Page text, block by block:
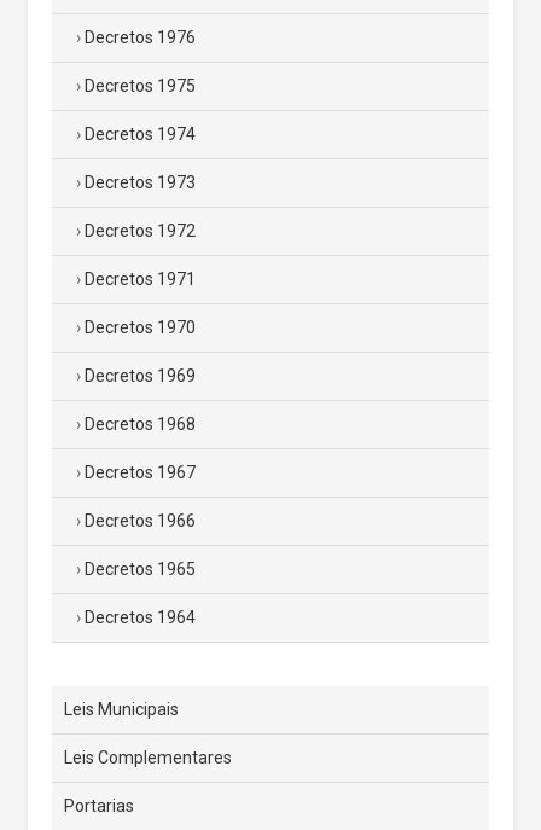
Decretos 1976
Decretos 1975
Decretos 1974
Decretos 1973
Decretos 1972
Decretos 1971
Decretos 1970
Decretos 1969
Decretos 1968
Decretos 1967
Decretos 1966
Decretos 1965
Decretos 1964
Leis Municipais
Leis Complementares
Portarias